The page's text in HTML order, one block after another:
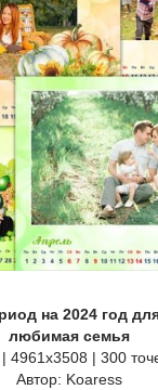
на 2024 год
любимая семья
4961x3508 | 300
Автор: Koaress